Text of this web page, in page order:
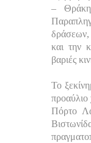
–
δράσεων,
και την
βαριές
Το
Πόρτο